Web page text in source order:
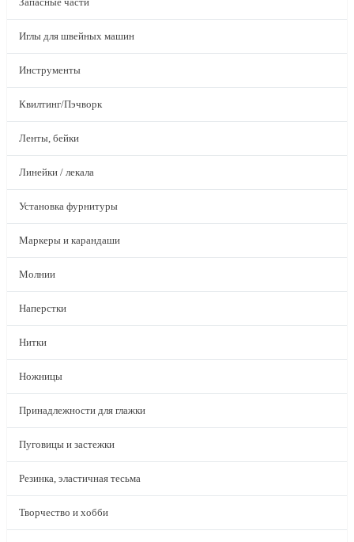
Иглы для швейных машин
Инструменты
Квилтинг/Пэчворк
Ленты, бейки
Линейки / лекала
Установка фурнитуры
Маркеры и карандаши
Молнии
Наперстки
Нитки
Ножницы
Принадлежности для глажки
Пуговицы и застежки
Резинка, эластичная тесьма
Творчество и хобби